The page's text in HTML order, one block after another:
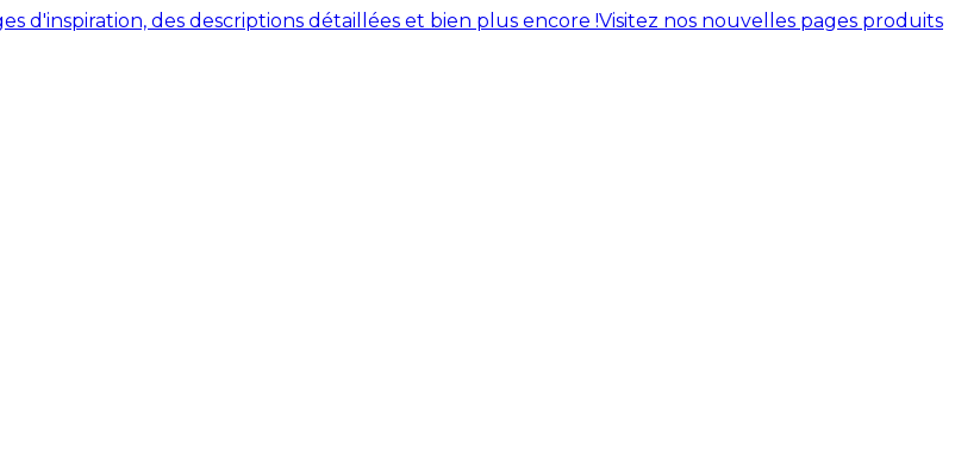
d'inspiration, des descriptions détaillées et bien plus encore !Visitez nos nouvelles pages produits